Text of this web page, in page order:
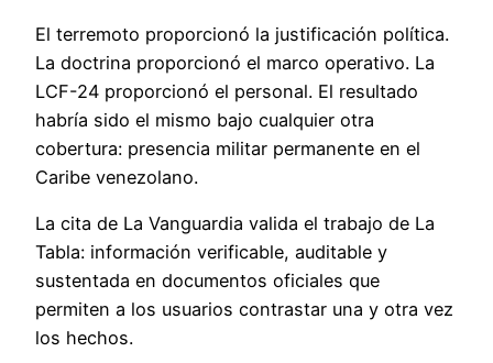
El terremoto proporcionó la justificación política.
La doctrina proporcionó el marco operativo. La
LCF-24 proporcionó el personal. El resultado
habría sido el mismo bajo cualquier otra
cobertura: presencia militar permanente en el
Caribe venezolano.
La cita de La Vanguardia valida el trabajo de La
Tabla: información verificable, auditable y
sustentada en documentos oficiales que
permiten a los usuarios contrastar una y otra vez
los hechos.